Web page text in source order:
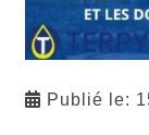
Publié le: